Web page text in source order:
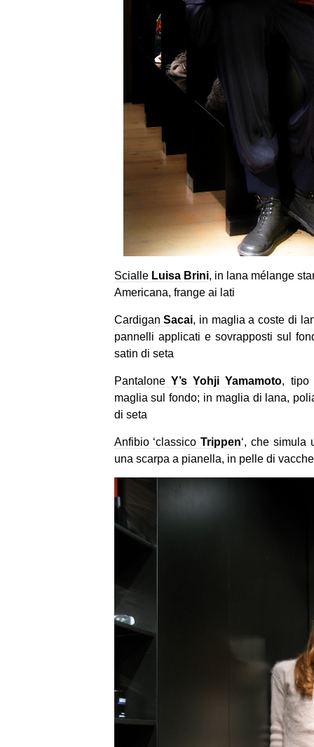
Scialle Luisa Brini, in lana mélange
Americana, frange ai lati
CardiganSacai, in maglia a coste di
pannelli applicati e sovrapposti sul
satin di seta
Pantalone Y’s Yohji Yamamoto, tipo
maglia sul fondo; in maglia di lana,
di seta
Anfibio ‘classicoTrippen‘, che simula
una scarpa a pianella, in pelle di